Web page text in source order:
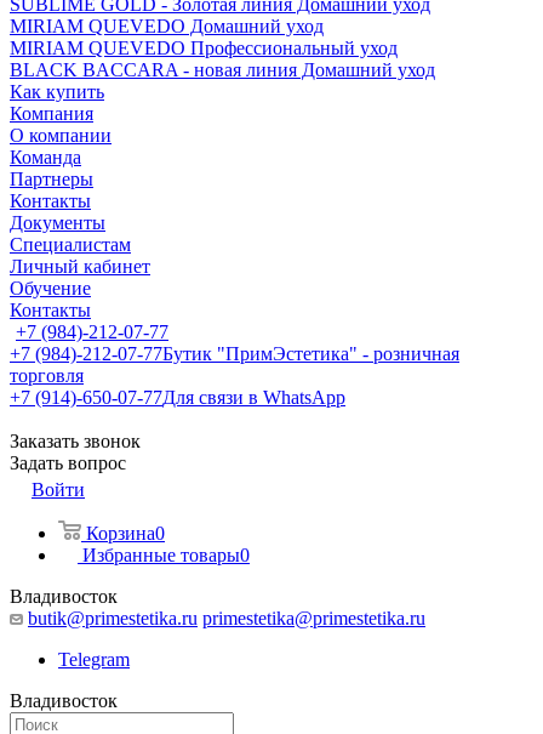
SUBLIME GOLD - Золотая линия Домашний уход
MIRIAM QUEVEDO Домашний уход
MIRIAM QUEVEDO Профессиональный уход
BLACK BACCARA - новая линия Домашний уход
Как купить
Компания
О компании
Команда
Партнеры
Контакты
Документы
Специалистам
Личный кабинет
Обучение
Контакты
+7 (984)-212-07-77
+7 (984)-212-07-77Бутик "ПримЭстетика" - розничная
торговля
+7 (914)-650-07-77Для связи в WhatsApp
Заказать звонок
Задать вопрос
Войти
Корзина0
Избранные товары0
Владивосток
butik@primestetika.ru primestetika@primestetika.ru
Telegram
Владивосток